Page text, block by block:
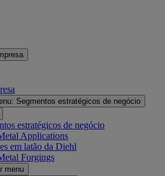
Segmentos estratégicos de negócio
estratégicos de negócio
Applications
em latão da Diehl
Forgings
menu